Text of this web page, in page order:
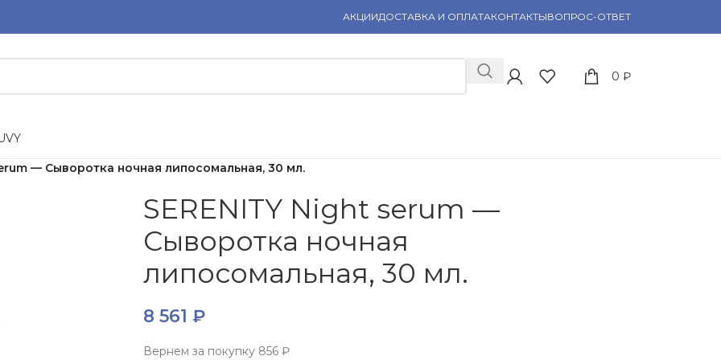
АКЦИИДОСТАВКА И ОПЛАТАКОНТАКТЫВОПРОС-ОТВЕТ
0 ₽
VY
— Сыворотка ночная липосомальная, 30 мл.
SERENITY Night serum —
Сыворотка ночная
липосомальная, 30 мл.
8 561 ₽
Вернем за покупку856 ₽